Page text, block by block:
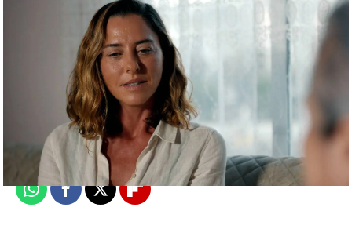
Publicado:14 de octubre de 2023, 22:48
WhatsappFacebook
X Flipboard